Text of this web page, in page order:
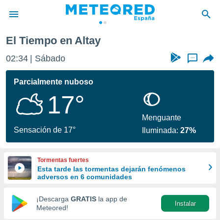
de
por
se
calidad.
a este
las
y
forma
digital
basada
El Tiempo en Altay
02:34 Sábado ...
Parcialmente nuboso
17°
Sensación de 17°
Menguante
Iluminada:27%
Tormentas fuertes
Esta tarde las tormentas dejarán fenómenos
adversos en 6 comunidades
¡Descarga GRATIS la app de
Meteored!
Instalar